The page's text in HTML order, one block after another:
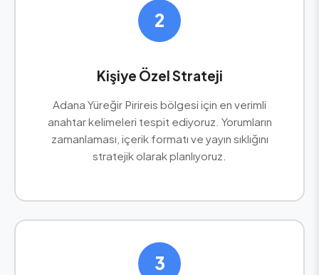
2
Kişiye Özel Strateji
Adana Yüreğir Pirireis bölgesi için en verimli
anahtar kelimeleri tespit ediyoruz. Yorumların
zamanlaması, içerik formatı ve yayın sıklığını
stratejik olarak planlıyoruz.
3